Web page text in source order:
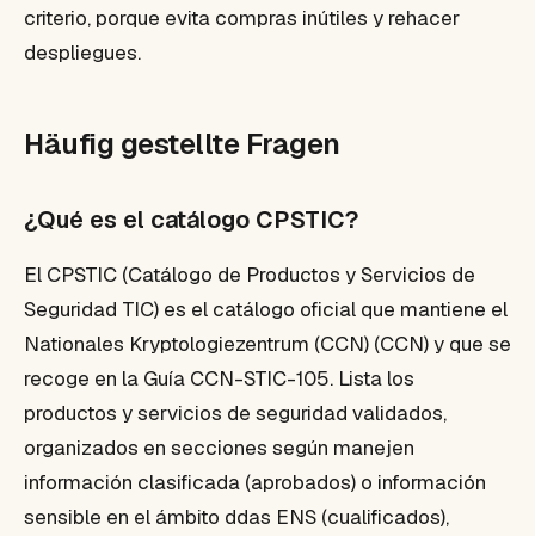
criterio, porque evita compras inútiles y rehacer
despliegues.
Häufig gestellte Fragen
¿Qué es el catálogo CPSTIC?
El CPSTIC (Catálogo de Productos y Servicios de
Seguridad TIC) es el catálogo oficial que mantiene el
Nationales Kryptologiezentrum (CCN) (CCN) y que se
recoge en la Guía CCN-STIC-105. Lista los
productos y servicios de seguridad validados,
organizados en secciones según manejen
información clasificada (aprobados) o información
sensible en el ámbito ddas ENS (cualificados),